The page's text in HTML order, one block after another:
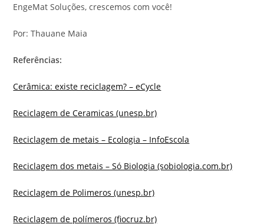
EngeMat Soluções, crescemos com você!
Por: Thauane Maia
Referências:
Cerâmica: existe reciclagem? – eCycle
Reciclagem de Ceramicas (unesp.br)
Reciclagem de metais – Ecologia – InfoEscola
Reciclagem dos metais – Só Biologia (sobiologia.com.br)
Reciclagem de Polimeros (unesp.br)
Reciclagem de polímeros (fiocruz.br)